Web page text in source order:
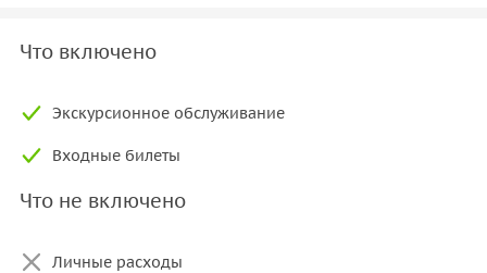
Что включено
Экскурсионное обслуживание
Входные билеты
Что не включено
Личные расходы